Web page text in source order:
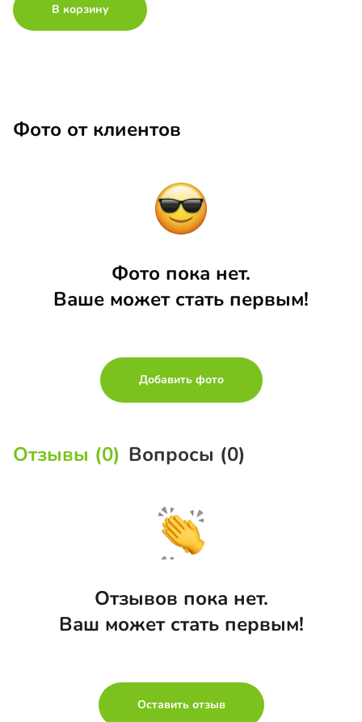
В корзину
Фото от клиентов
Фото пока нет.
Ваше может стать первым!
Добавить фото
Отзывы (0) Вопросы (0)
Отзывов пока нет.
Ваш может стать первым!
Оставить отзыв